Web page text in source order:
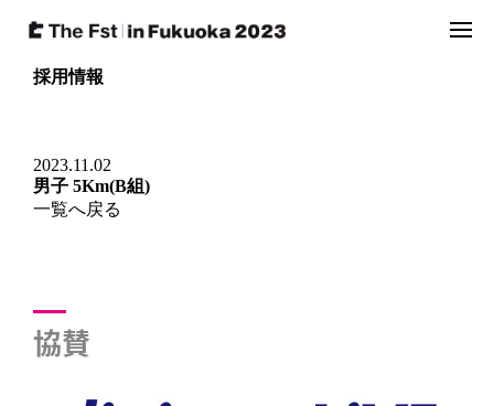
採用情報
2023.11.02
男子 5Km(B組)
一覧へ戻る
協賛